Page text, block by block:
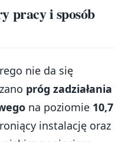
pracy i sposób
nie da się
próg zadziałania
na poziomie 10,7
instalację oraz